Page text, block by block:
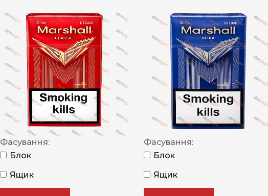
De Santis
MONUS
NERO
NERO
Гуцульскі
Italian Blend 821
OSCAR
Фасування:
Блок
Ящик
Фасування:
Блок
Ящик